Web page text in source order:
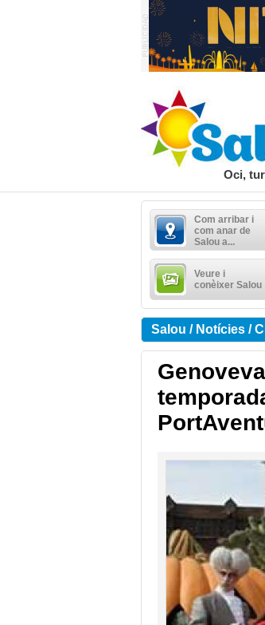
Oci,
Com arribar i
com anar de
Salou a...
Veure i
conèixer Salou
Salou / Notícies /